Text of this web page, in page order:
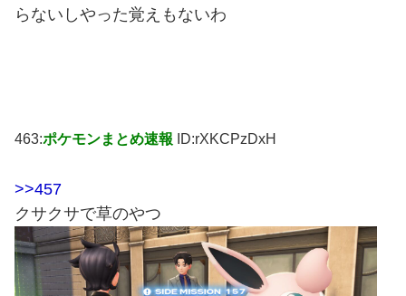
らないしやった覚えもないわ
463:ポケモンまとめ速報 ID:rXKCPzDxH
>>457
クサクサで草のやつ